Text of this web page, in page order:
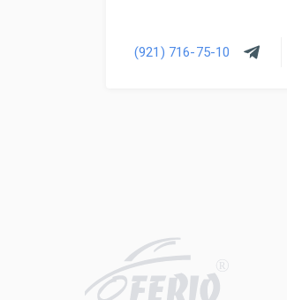
(921) 716-75-10
R